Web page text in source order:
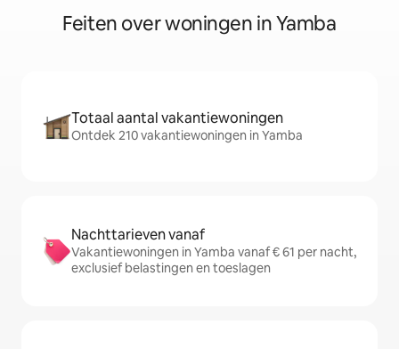
Feiten over woningen in Yamba
Totaal aantal vakantiewoningen
Ontdek 210 vakantiewoningen in Yamba
Nachttarieven vanaf
Vakantiewoningen in Yamba vanaf € 61 per nacht,
exclusief belastingen en toeslagen